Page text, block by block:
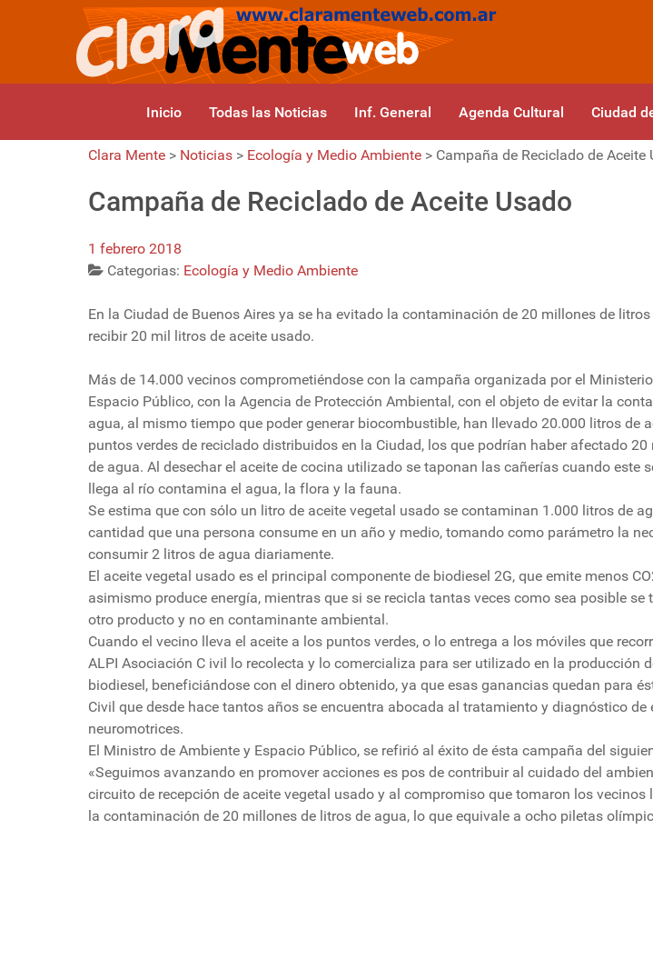
Inicio Todas las Noticias Inf. General Agenda Cultural Ciudad
Clara Mente > Noticias > Ecología y Medio Ambiente > Campaña de Reciclado de Aceite
Campaña de Reciclado de Aceite Usado
1 febrero 2018
Categorias: Ecología y Medio Ambiente
En la Ciudad de Buenos Aires ya se ha evitado la contaminación de 20 millones de litros
recibir 20 mil litros de aceite usado.
Más de 14.000 vecinos comprometiéndose con la campaña organizada por el
Espacio Público, con la Agencia de Protección Ambiental, con el objeto de evitar la
agua, al mismo tiempo que poder generar biocombustible, han llevado 20.000 litros de
puntos verdes de reciclado distribuidos en la Ciudad, los que podrían haber afectado
de agua. Al desechar el aceite de cocina utilizado se taponan las cañerías cuando este
llega al río contamina el agua, la flora y la fauna.
Se estima que con sólo un litro de aceite vegetal usado se contaminan 1.000 litros de
cantidad que una persona consume en un año y medio, tomando como parámetro la
consumir 2 litros de agua diariamente.
El aceite vegetal usado es el principal componente de biodiesel 2G, que emite menos
asimismo produce energía, mientras que si se recicla tantas veces como sea posible se
otro producto y no en contaminante ambiental.
Cuando el vecino lleva el aceite a los puntos verdes, o lo entrega a los móviles que
ALPI Asociación C ivil lo recolecta y lo comercializa para ser utilizado en la producción
biodiesel, beneficiándose con el dinero obtenido, ya que esas ganancias quedan para
Civil que desde hace tantos años se encuentra abocada al tratamiento y diagnóstico de
neuromotrices.
El Ministro de Ambiente y Espacio Público, se refirió al éxito de ésta campaña del
«Seguimos avanzando en promover acciones es pos de contribuir al cuidado del
circuito de recepción de aceite vegetal usado y al compromiso que tomaron los vecinos
la contaminación de 20 millones de litros de agua, lo que equivale a ocho piletas